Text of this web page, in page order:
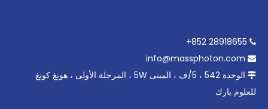



الوحدة 542 ، 5/ف ، المبنى 5W ، المرحلة الأولى ، هونغ كونغ
للعلوم بارك